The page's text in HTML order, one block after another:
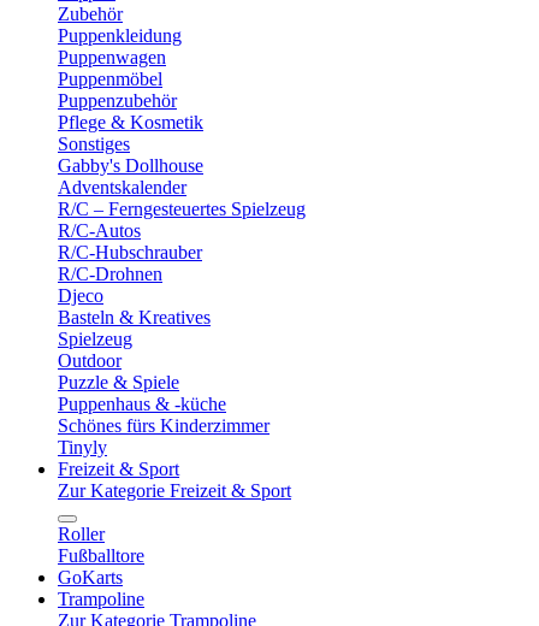
Zubehör
Puppenkleidung
Puppenwagen
Puppenmöbel
Puppenzubehör
Pflege & Kosmetik
Sonstiges
Gabby's Dollhouse
Adventskalender
R/C – Ferngesteuertes Spielzeug
R/C-Autos
R/C-Hubschrauber
R/C-Drohnen
Djeco
Basteln & Kreatives
Spielzeug
Outdoor
Puzzle & Spiele
Puppenhaus & -küche
Schönes fürs Kinderzimmer
Tinyly
Freizeit & Sport
Zur Kategorie Freizeit & Sport
Roller
Fußballtore
GoKarts
Trampoline
Zur Kategorie Trampoline